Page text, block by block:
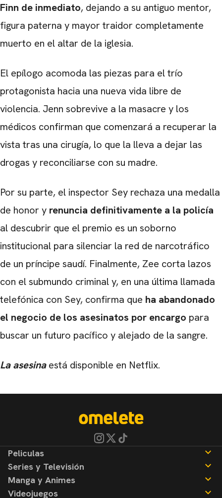
Finn de inmediato, dejando a su antiguo mentor,
figura paterna y mayor traidor completamente
muerto en el altar de la iglesia.
El epílogo acomoda las piezas para el trío
protagonista hacia una nueva vida libre de
violencia. Jenn sobrevive a la masacre y los
médicos confirman que comenzará a recuperar la
vista tras una cirugía, lo que la lleva a dejar las
drogas y reconciliarse con su madre.
Por su parte, el inspector Sey rechaza una medalla
de honor y renuncia definitivamente a la policía
al descubrir que el premio es un soborno
institucional para silenciar la red de narcotráfico
de un príncipe saudí. Finalmente, Zee corta lazos
con el submundo criminal y, en una última llamada
telefónica con Sey, confirma que ha abandonado
el negocio de los asesinatos por encargo para
buscar un futuro pacífico y alejado de la sangre.
La asesinaestá disponible en Netflix.
Peliculas
Noticias
Reseñas
Series y Televisión
Noticias
Reseñas
Manga y Animes
Videojuegos